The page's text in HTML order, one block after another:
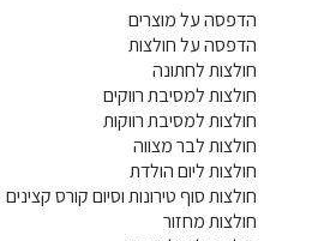
הדפסה על מוצרים
הדפסה על חולצות
חולצות לחתונה
חולצות למסיבת רווקים
חולצות למסיבת רווקות
חולצות לבר מצווה
חולצות ליום הולדת
חולצות סוף טירונות וסיום קורס קצינים
חולצות מחזור